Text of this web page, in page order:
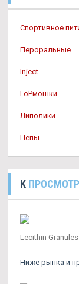
Спортивное
Пероральные
Inject
ГоРмошки
Липолики
Пепы
К
Lecithin
Ниже рынка и